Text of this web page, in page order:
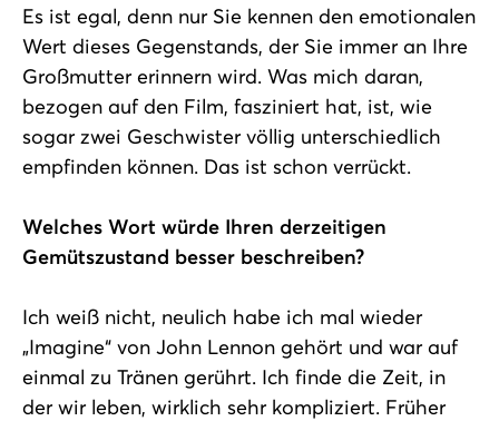
Es ist egal, denn nur Sie kennen den emotionalen
Wert dieses Gegenstands, der Sie immer an Ihre
Großmutter erinnern wird. Was mich daran,
bezogen auf den Film, fasziniert hat, ist, wie
sogar zwei Geschwister völlig unterschiedlich
empfinden können. Das ist schon verrückt.
Welches Wort würde Ihren derzeitigen
Gemütszustand besser beschreiben?
Ich weiß nicht, neulich habe ich mal wieder
„Imagine“ von John Lennon gehört und war auf
einmal zu Tränen gerührt. Ich finde die Zeit, in
der wir leben, wirklich sehr kompliziert. Früher